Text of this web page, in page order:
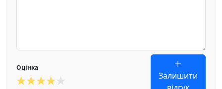
Оцінка
Залишити